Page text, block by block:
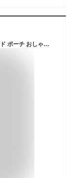
単品 ポーチ 小物入れ ポーチ 小さめ ポーチ ブランド ポーチ おしゃれ ポーチ カラビナ アウトドア ポーチ カラビナ付き レディース マルチポーチ イヤフォンケース コインケース シンプル かわいい ポーチ 携帯 旅行 財布 ピンク ブルー ブラウン グレー グリーン